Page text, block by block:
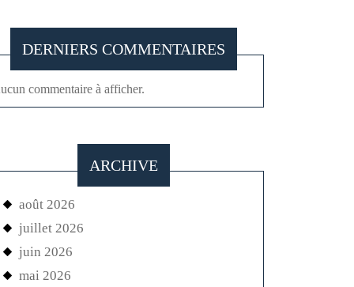
DERNIERS COMMENTAIRES
commentaire à afficher.
ARCHIVE
août 2026
juillet 2026
juin 2026
mai 2026